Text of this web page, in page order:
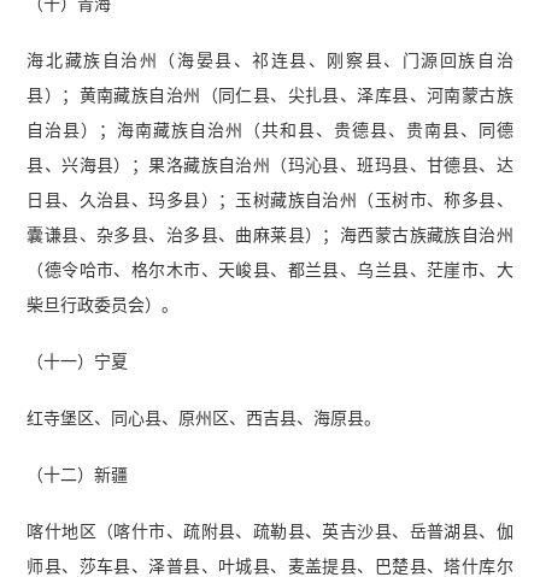
（十）青海
海北藏族自治州（海晏县、祁连县、刚察县、门源回族自治
县）；黄南藏族自治州（同仁县、尖扎县、泽库县、河南蒙古族
自治县）；海南藏族自治州（共和县、贵德县、贵南县、同德
县、兴海县）；果洛藏族自治州（玛沁县、班玛县、甘德县、达
日县、久治县、玛多县）；玉树藏族自治州（玉树市、称多县、
囊谦县、杂多县、治多县、曲麻莱县）；海西蒙古族藏族自治州
（德令哈市、格尔木市、天峻县、都兰县、乌兰县、茫崖市、大
柴旦行政委员会）。
（十一）宁夏
红寺堡区、同心县、原州区、西吉县、海原县。
（十二）新疆
喀什地区（喀什市、疏附县、疏勒县、英吉沙县、岳普湖县、伽
师县、莎车县、泽普县、叶城县、麦盖提县、巴楚县、塔什库尔